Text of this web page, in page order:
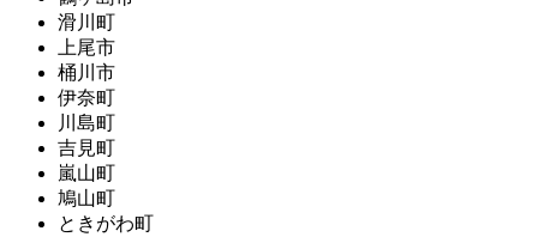
滑川町
上尾市
桶川市
伊奈町
川島町
吉見町
嵐山町
鳩山町
ときがわ町